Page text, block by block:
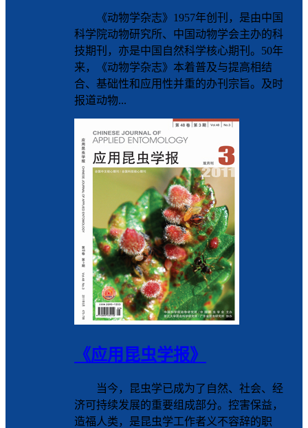
《动物学杂志》1957年创刊，是由中国
科学院动物研究所、中国动物学会主办的科
技期刊，亦是中国自然科学核心期刊。50年
来，《动物学杂志》本着普及与提高相结
合、基础性和应用性并重的办刊宗旨。及时
报道动物...
《应用昆虫学报》
当今，昆虫学已成为了自然、社会、经
济可持续发展的重要组成部分。控害保益，
造福人类，是昆虫学工作者义不容辞的职